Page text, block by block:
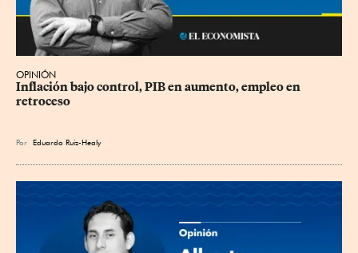
OPINIÓN
Inflación bajo control, PIB en aumento, empleo en
retroceso
Por Eduardo Ruiz-Healy